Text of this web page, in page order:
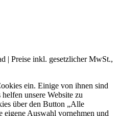
| Preise inkl. gesetzlicher MwSt.,
ein. Einige von ihnen sind
unsere Website zu
über den Button „Alle
eigene Auswahl vornehmen und